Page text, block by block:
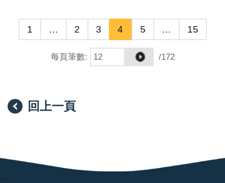
1 … 2 3 4 5 … 15
每頁筆數: /172
回上一頁
:::